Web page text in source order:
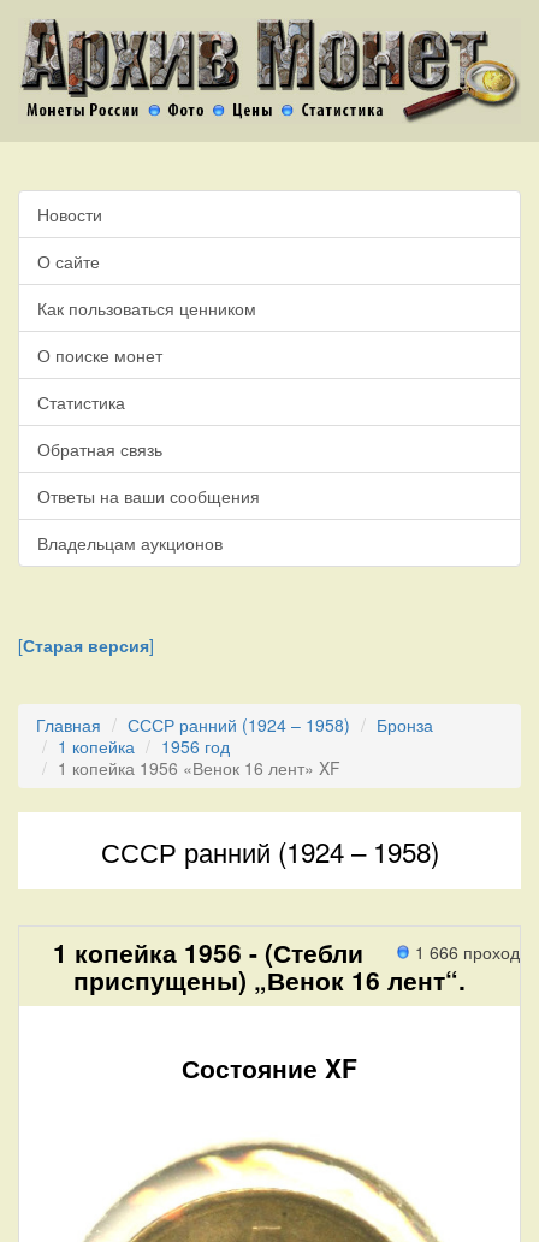
Новости
О сайте
Как пользоваться ценником
О поиске монет
Статистика
Обратная связь
Ответы на ваши сообщения
Владельцам аукционов
[Старая версия]
Главная СССР ранний (1924 – 1958)
Бронза
1 копейка
1956 год
1 копейка 1956 «Венок 16 лент» XF
СССР ранний (1924 – 1958)
1 666 проход
1 копейка 1956 - (Стебли
приспущены) „Венок 16 лент“.
Состояние XF